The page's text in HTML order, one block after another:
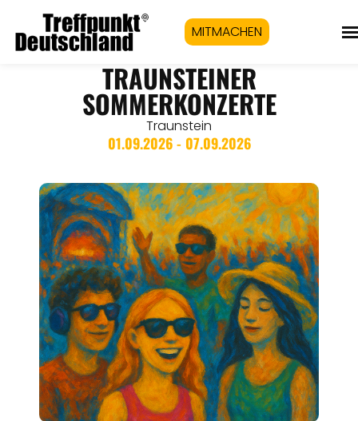
MITMACHEN
TRAUNSTEINER
SOMMERKONZERTE
Traunstein
01.09.2026 - 07.09.2026